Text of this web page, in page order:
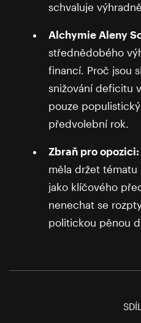
schvaluje
Alchymie Aleny
střednědobého
financí. Proč jsou
snižování deficitu
pouze
předvolební rok.
Zbraň pro opozici:
měla držet
jako klíčového
nenechat se
politickou pěnou